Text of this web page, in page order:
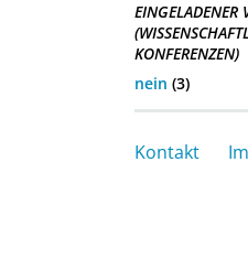
EINGELADENER
KONFERENZEN)
nein (3)
Kontakt